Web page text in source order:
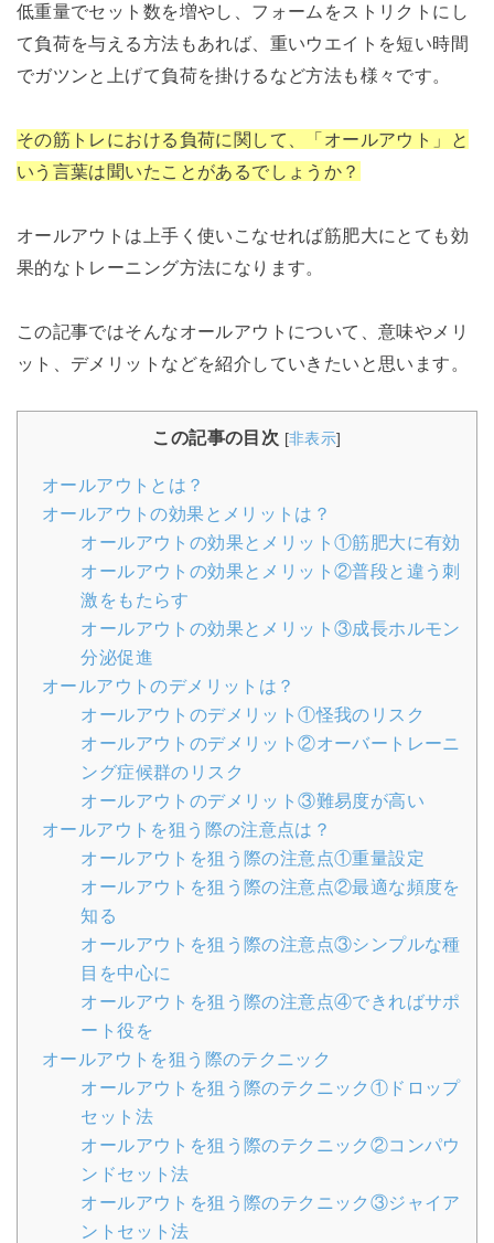
低重量でセット数を増やし、フォームをストリクトにし
て負荷を与える方法もあれば、重いウエイトを短い時間
でガツンと上げて負荷を掛けるなど方法も様々です。
その筋トレにおける負荷に関して、「オールアウト」と
いう言葉は聞いたことがあるでしょうか？
オールアウトは上手く使いこなせれば筋肥大にとても効
果的なトレーニング方法になります。
この記事ではそんなオールアウトについて、意味やメリ
ット、デメリットなどを紹介していきたいと思います。
この記事の目次 [非表示]
オールアウトとは？
オールアウトの効果とメリットは？
オールアウトの効果とメリット①筋肥大に有効
オールアウトの効果とメリット②普段と違う刺
激をもたらす
オールアウトの効果とメリット③成長ホルモン
分泌促進
オールアウトのデメリットは？
オールアウトのデメリット①怪我のリスク
オールアウトのデメリット②オーバートレーニ
ング症候群のリスク
オールアウトのデメリット③難易度が高い
オールアウトを狙う際の注意点は？
オールアウトを狙う際の注意点①重量設定
オールアウトを狙う際の注意点②最適な頻度を
知る
オールアウトを狙う際の注意点③シンプルな種
目を中心に
オールアウトを狙う際の注意点④できればサポ
ート役を
オールアウトを狙う際のテクニック
オールアウトを狙う際のテクニック①ドロップ
セット法
オールアウトを狙う際のテクニック②コンパウ
ンドセット法
オールアウトを狙う際のテクニック③ジャイア
ントセット法